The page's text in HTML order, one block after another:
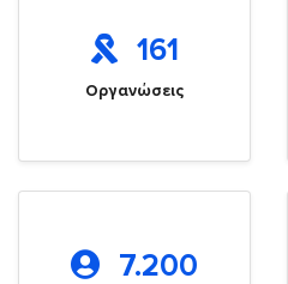
161
Οργανώσεις
7.200